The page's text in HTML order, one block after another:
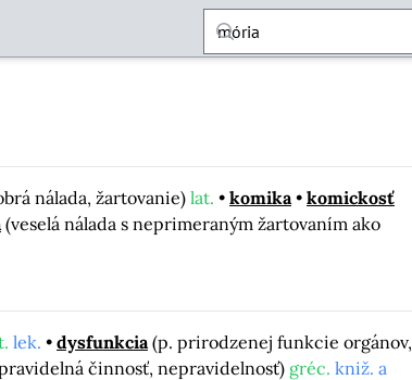
nálada, žartovanie) lat. komika
komickosť
(veselá nálada s neprimeraným žartovaním ako
lek. dysfunkcia (p. prirodzenej funkcie orgánov,
činnosť, nepravidelnosť) gréc. kniž. a